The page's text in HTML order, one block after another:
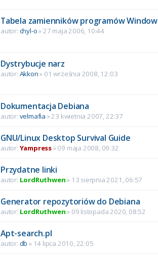
Tabela zamienników programów
autor: chyl-o» 27 maja 2006, 10:44
Dystrybucje narz
autor: Akkon» 01 września 2008, 12:03
Dokumentacja Debiana
autor: velmafia » 23 kwietnia 2007, 22:37
GNU/Linux Desktop Survival Guide
autor: Yampress» 09 maja 2008, 09:32
Przydatne linki
autor: LordRuthwen» 13 sierpnia 2021, 06:57
Generator repozytoriów do Debiana
autor: LordRuthwen» 09 listopada 2020, 08:52
Apt-search.pl
autor: db » 14 lipca 2010, 22:05